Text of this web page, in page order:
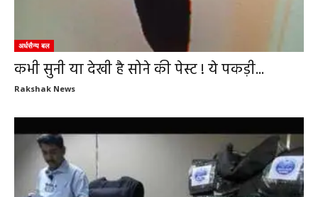
अर्धसैन्य बल
कभी सुनी या देखी है सोने की पेस्ट ! ये पकड़ी...
Rakshak News